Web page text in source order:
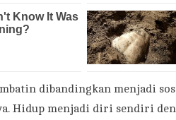
dibandingkan menjadi
Hidup menjadi diri sendiri